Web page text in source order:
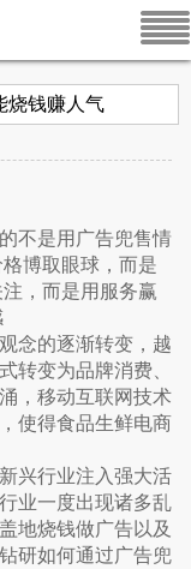
烧钱赚人气
不是用广告兜售情
博取眼球，而是
，而是用服务赢
念的逐渐转变，越
转变为品牌消费、
，移动互联网技术
使得食品生鲜电商
兴行业注入强大活
业一度出现诸多乱
地烧钱做广告以及
研如何通过广告兜